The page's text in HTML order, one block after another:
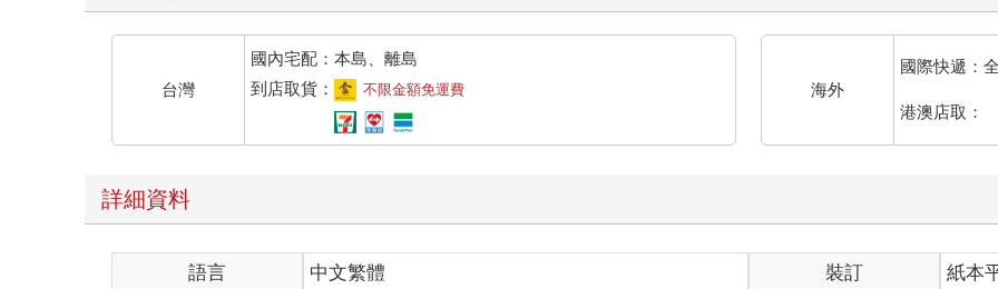
台灣
國內宅配：本島、離島
到店取貨：
不限金額免運費 海外
國際快遞：
港澳店取：
詳細資料
語言 中文繁體 裝訂
紙本